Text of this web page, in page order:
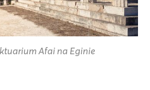
Afai na Eginie